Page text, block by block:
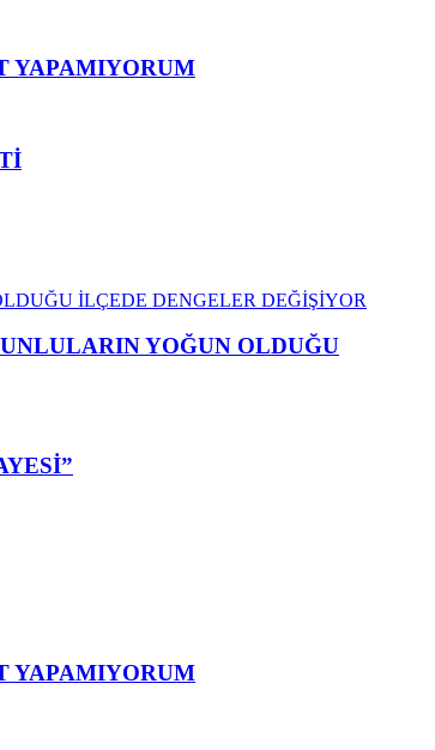
YAPAMIYORUM
YOĞUN OLDUĞU
YAPAMIYORUM